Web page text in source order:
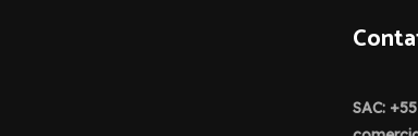
SAC: